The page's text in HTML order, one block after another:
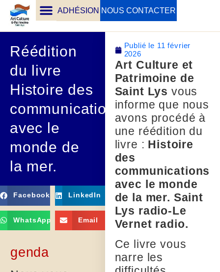
ADHÉSION NOUS CONTACTER
Réédition
du livre
Histoire des
communications
avec le
monde de
la mer.
Facebook LinkedIn
WhatsApp Email
genda
Publié le 11 février
2026
Art Culture et
Patrimoine de
Saint Lys vous
informe que nous
avons procédé à
une réédition du
livre : Histoire
des
communications
avec le monde
de la mer. Saint
Lys radio-Le
Vernet radio.
Ce livre vous
narre les